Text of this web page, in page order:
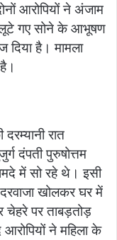
आरोपियों ने अंजाम
लूटे गए सोने के आभूषण
दिया है। मामला
रात
दंपती पुरुषोत्तम
में सो रहे थे। इसी
खोलकर घर में
पर ताबड़तोड़
ने महिला के